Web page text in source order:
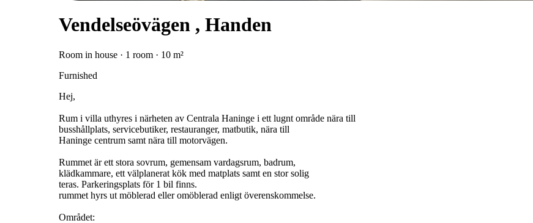
Vendelseövägen , Handen
Room in house · 1 room · 10 m²
Furnished
Hej,
Rum i villa uthyres i närheten av Centrala Haninge i ett lugnt område nära till
busshållplats, servicebutiker, restauranger, matbutik, nära till
Haninge centrum samt nära till motorvägen.
Rummet är ett stora sovrum, gemensam vardagsrum, badrum,
klädkammare, ett välplanerat kök med matplats samt en stor solig
teras. Parkeringsplats för 1 bil finns.
rummet hyrs ut möblerad eller omöblerad enligt överenskommelse.
Området: